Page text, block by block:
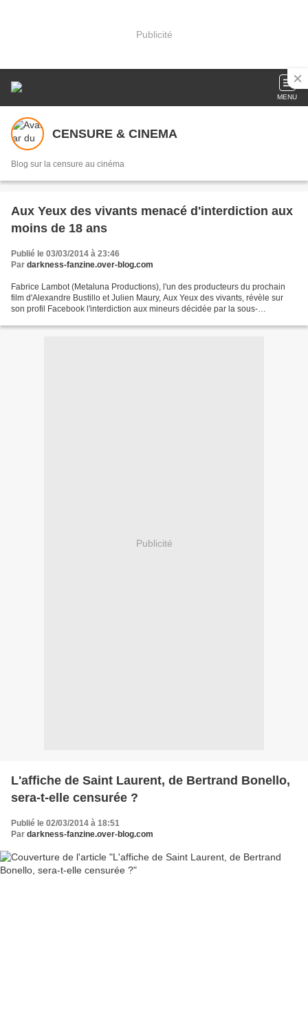
Publicité
MENU
CENSURE & CINEMA
Blog sur la censure au cinéma
Aux Yeux des vivants menacé d'interdiction aux
moins de 18 ans
Publié le 03/03/2014 à 23:46
Par darkness-fanzine.over-blog.com
Fabrice Lambot (Metaluna Productions), l'un des producteurs du prochain
film d'Alexandre Bustillo et Julien Maury, Aux Yeux des vivants, révèle sur
son profil Facebook l'interdiction aux mineurs décidée par la sous-
Publicité
L'affiche de Saint Laurent, de Bertrand Bonello,
sera-t-elle censurée ?
Publié le 02/03/2014 à 18:51
Par darkness-fanzine.over-blog.com